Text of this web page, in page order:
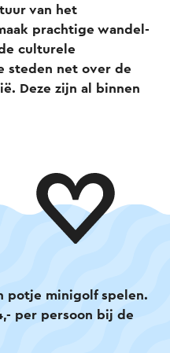
van het
prachtige wandel-
culturele
steden net over de
Deze zijn al binnen
potje minigolf spelen.
per persoon bij de